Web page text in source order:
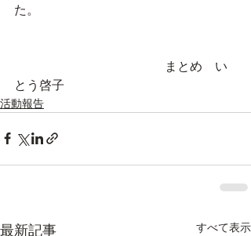
た。
まとめ　い
とう啓子
活動報告
最新記事 すべて表示